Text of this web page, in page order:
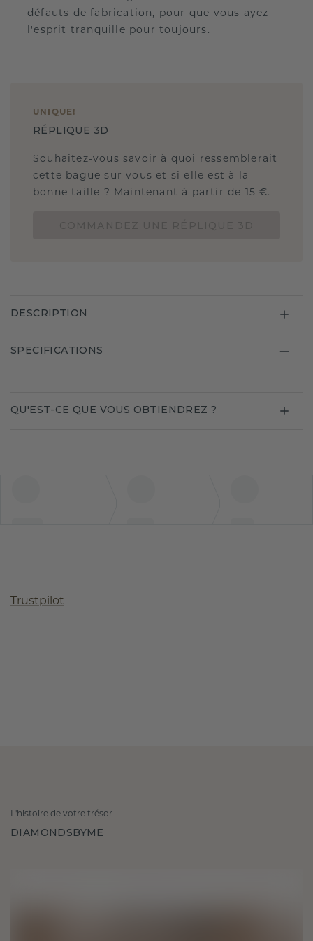
défauts de fabrication, pour que vous ayez
l'esprit tranquille pour toujours.
UNIQUE !
RÉPLIQUE 3D
Souhaitez-vous savoir à quoi ressemblerait
cette bague sur vous et si elle est à la
bonne taille ? Maintenant à partir de 15 €.
DESCRIPTION
SPECIFICATIONS
QU'EST-CE QUE VOUS OBTIENDREZ ?
Trustpilot
L'histoire de votre trésor
DIAMONDSBYME